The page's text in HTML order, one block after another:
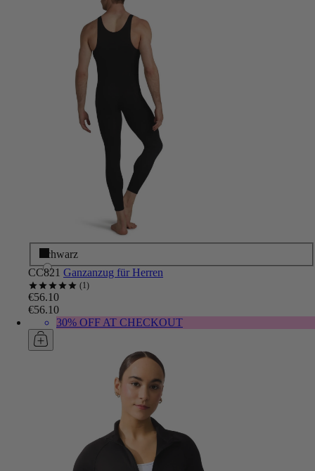
Schwarz
CC821 Ganzanzug für Herren
1
€56.10
€56.10
30% OFF AT CHECKOUT